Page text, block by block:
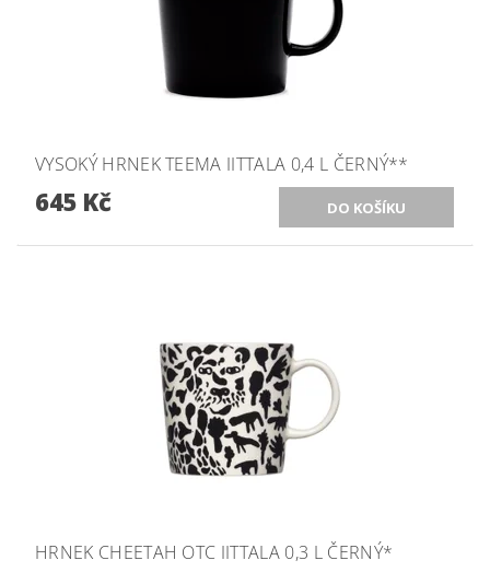
VYSOKÝ HRNEK TEEMA IITTALA 0,4 L ČERNÝ**
645 Kč
HRNEK CHEETAH OTC IITTALA 0,3 L ČERNÝ*